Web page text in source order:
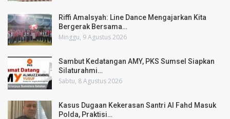
Riffi Amalsyah: Line Dance Mengajarkan Kita
Bergerak Bersama…
Minggu, 9 Agustus 2026
Sambut Kedatangan AMY, PKS Sumsel Siapkan
Silaturahmi…
Sabtu, 8 Agustus 2026
Kasus Dugaan Kekerasan Santri Al Fahd Masuk
Polda, Praktisi…